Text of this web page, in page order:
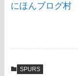
にほんブログ村
SPURS